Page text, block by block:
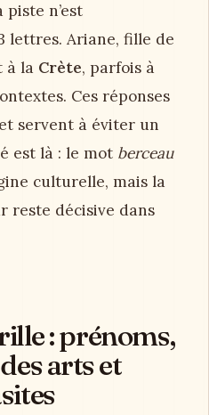
n’est
lettres. Ariane, fille de
à la Crète, parfois à
Ces réponses
servent à éviter un
est là : le mot berceau
culturelle, mais la
reste décisive dans
: prénoms,
arts et